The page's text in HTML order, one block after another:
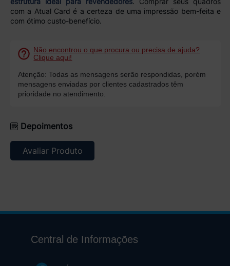
com a Atual Card é a certeza de uma impressão bem-feita e
com ótimo custo-benefício.
Não encontrou o que procura ou precisa de ajuda?
Clique aqui!
Atenção: Todas as mensagens serão respondidas, porém
mensagens enviadas por clientes cadastrados têm
prioridade no atendimento.
Depoimentos
Avaliar Produto
Central de Informações